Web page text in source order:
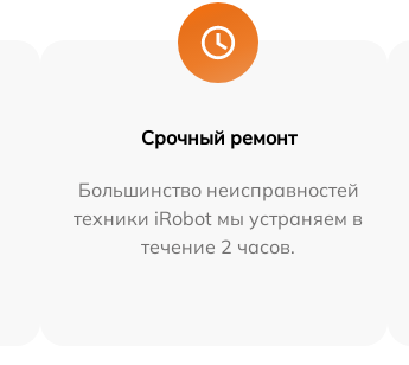
Срочный ремонт
Большинство неисправностей
техники iRobot мы устраняем в
течение 2 часов.